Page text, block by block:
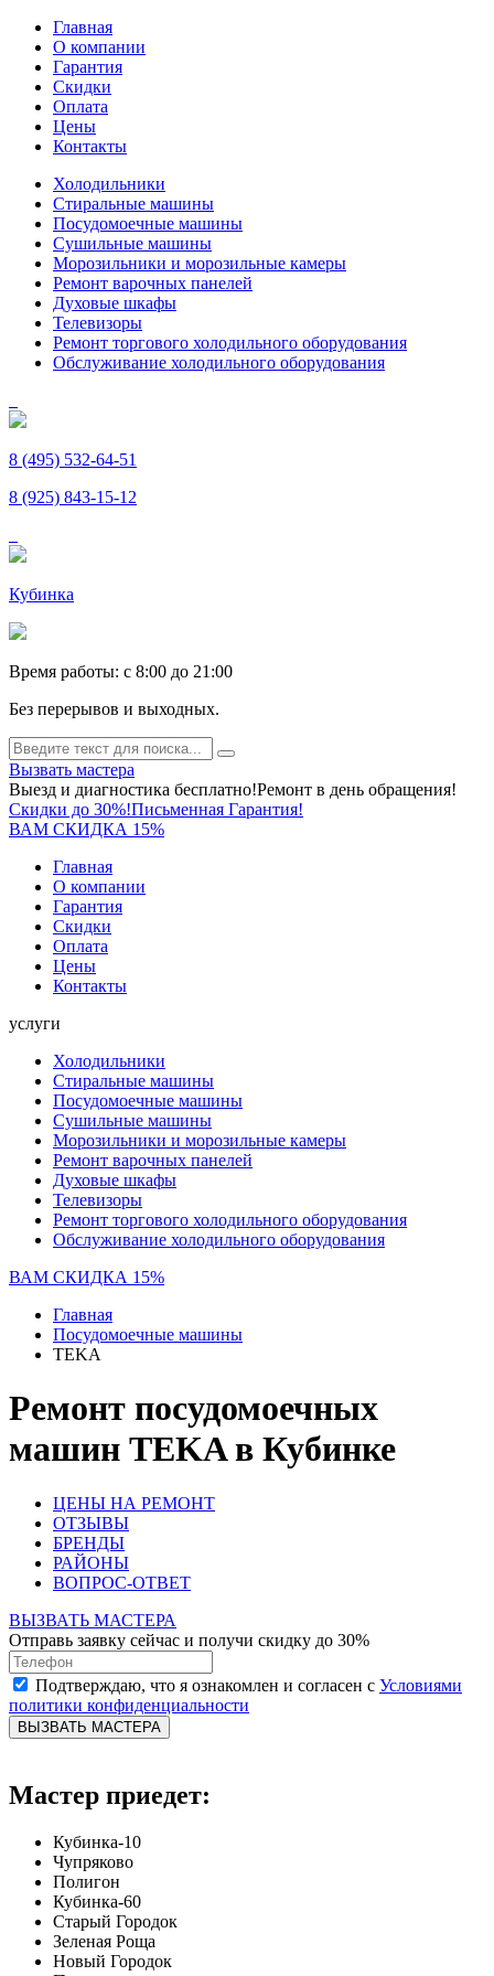
Главная
О компании
Гарантия
Скидки
Оплата
Цены
Контакты
Холодильники
Стиральные машины
Посудомоечные машины
Сушильные машины
Морозильники и морозильные камеры
Ремонт варочных панелей
Духовые шкафы
Телевизоры
Ремонт торгового холодильного оборудования
Обслуживание холодильного оборудования
8 (495) 532-64-51
8 (925) 843-15-12
Кубинка
Время работы: c 8:00 до 21:00
Без перерывов и выходных.
Вызвать мастера
Выезд и диагностика бесплатно!Ремонт в день обращения!
Скидки до 30%!Письменная Гарантия!
ВАМ СКИДКА 15%
Главная
О компании
Гарантия
Скидки
Оплата
Цены
Контакты
услуги
Холодильники
Стиральные машины
Посудомоечные машины
Сушильные машины
Морозильники и морозильные камеры
Ремонт варочных панелей
Духовые шкафы
Телевизоры
Ремонт торгового холодильного оборудования
Обслуживание холодильного оборудования
ВАМ СКИДКА 15%
Главная
Посудомоечные машины
TEKA
Ремонт посудомоечных
машин TEKA в Кубинке
ЦЕНЫ НА РЕМОНТ
ОТЗЫВЫ
БРЕНДЫ
РАЙОНЫ
ВОПРОС-ОТВЕТ
ВЫЗВАТЬ МАСТЕРА
Отправь заявку сейчас и получи скидку до 30%
Подтверждаю, что я ознакомлен и согласен с Условиями
политики конфиденциальности
ВЫЗВАТЬ МАСТЕРА
Мастер приедет:
Кубинка-10
Чупряково
Полигон
Кубинка-60
Старый Городок
Зеленая Роща
Новый Городок